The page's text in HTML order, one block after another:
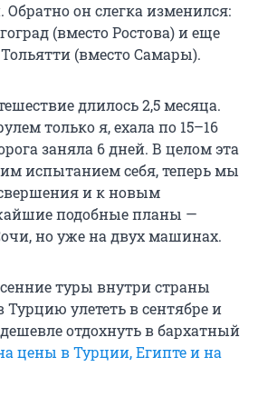
он слегка изменился:
(вместо Ростова) и еще
Тольятти (вместо Самары).
длилось 2,5 месяца.
только я, ехала по 15–16
заняла 6 дней. В целом эта
испытанием себя, теперь мы
и к новым
подобные планы —
но уже на двух машинах.
туры внутри страны
Турцию улететь в сентябре и
отдохнуть в бархатный
цены в Турции, Египте и на